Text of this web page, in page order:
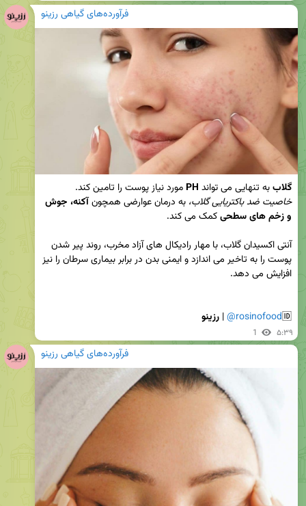
فرآورده‌های گیاهی رزینو
گلاب به تنهایی می تواند PH مورد نیاز پوست را تامین کند.
خاصیت ضد باکتریایی گلاب، به درمان عوارضی همچون
و زخم های سطحی
🆔
@rosinofood
| رزینو
1 ۵:۳۹
فرآورده‌های گیاهی رزینو